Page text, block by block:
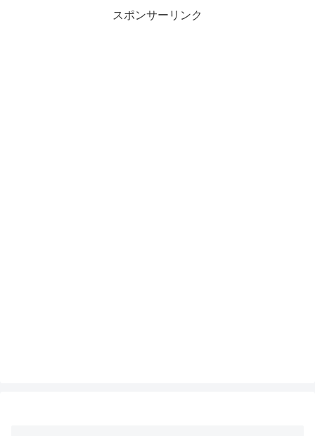
スポンサーリンク